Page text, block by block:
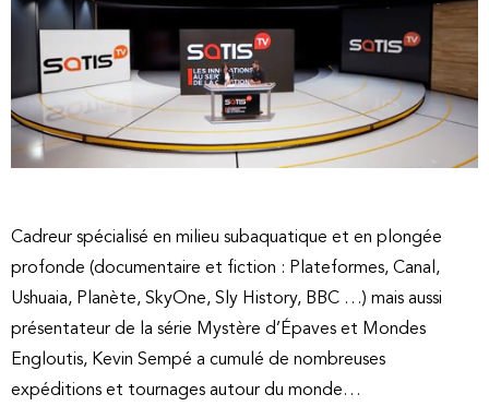
Cadreur spécialisé en milieu subaquatique et en plongée
profonde (documentaire et fiction : Plateformes, Canal,
Ushuaia, Planète, SkyOne, Sly History, BBC …) mais aussi
présentateur de la série Mystère d’Épaves et Mondes
Engloutis, Kevin Sempé a cumulé de nombreuses
expéditions et tournages autour du monde…